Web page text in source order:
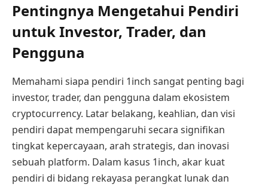
Pentingnya Mengetahui Pendiri
untuk Investor, Trader, dan
Pengguna
Memahami siapa pendiri 1inch sangat penting bagi
investor, trader, dan pengguna dalam ekosistem
cryptocurrency. Latar belakang, keahlian, dan visi
pendiri dapat mempengaruhi secara signifikan
tingkat kepercayaan, arah strategis, dan inovasi
sebuah platform. Dalam kasus 1inch, akar kuat
pendiri di bidang rekayasa perangkat lunak dan